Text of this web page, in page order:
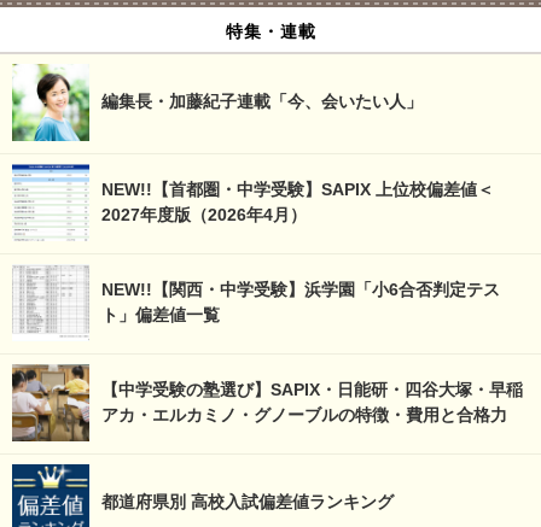
特集・連載
編集長・加藤紀子連載「今、会いたい人」
NEW!!【首都圏・中学受験】SAPIX 上位校偏差値＜
2027年度版（2026年4月）
NEW!!【関西・中学受験】浜学園「小6合否判定テス
ト」偏差値一覧
【中学受験の塾選び】SAPIX・日能研・四谷大塚・早稲
アカ・エルカミノ・グノーブルの特徴・費用と合格力
都道府県別 高校入試偏差値ランキング